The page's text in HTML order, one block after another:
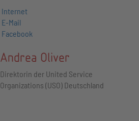
Internet
E-Mail
Facebook
Andrea Oliver
Direktorin der United Service
Organizations (USO) Deutschland